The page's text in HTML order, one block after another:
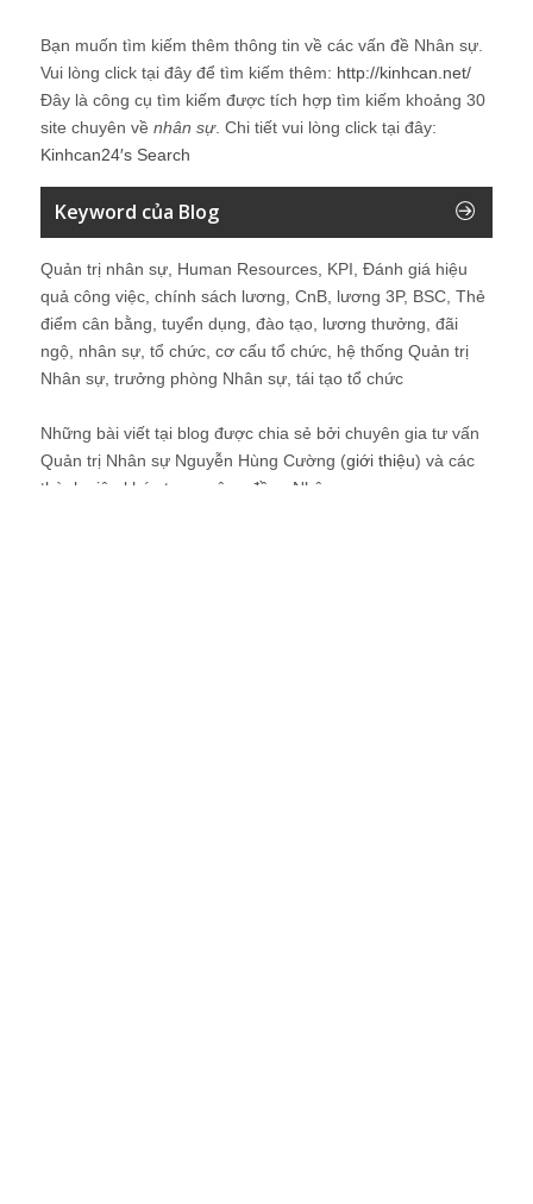
Bạn muốn tìm kiếm thêm thông tin về các vấn đề Nhân sự.
Vui lòng click tại đây để tìm kiếm thêm: http://kinhcan.net/
Đây là công cụ tìm kiếm được tích hợp tìm kiếm khoảng 30
site chuyên về nhân sự. Chi tiết vui lòng click tại đây:
Kinhcan24′s Search
Keyword của Blog
Quản trị nhân sự, Human Resources, KPI, Đánh giá hiệu
quả công việc, chính sách lương, CnB, lương 3P, BSC, Thẻ
điểm cân bằng, tuyển dụng, đào tạo, lương thưởng, đãi
ngộ, nhân sự, tổ chức, cơ cấu tổ chức, hệ thống Quản trị
Nhân sự, trưởng phòng Nhân sự, tái tạo tổ chức
Những bài viết tại blog được chia sẻ bởi chuyên gia tư vấn
Quản trị Nhân sự Nguyễn Hùng Cường (giới thiệu) và các
thành viên khác trong cộng đồng Nhân sự.